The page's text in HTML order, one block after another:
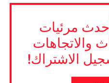
مرئيات
والاتجاهات
الاشتراك!